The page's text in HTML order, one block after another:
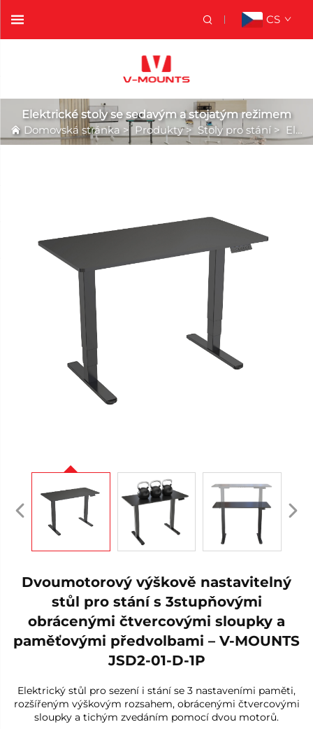
CS
Elektrické stoly se sedavým a stojatým režimem
Domovská stránka> Produkty> Stoly pro stání > Elektrické stoly se sedavým a stojatým režimem
Dvoumotorový výškově nastavitelný
stůl pro stání s 3stupňovými
obrácenými čtvercovými sloupky a
paměťovými předvolbami – V-MOUNTS
JSD2-01-D-1P
Elektrický stůl pro sezení i stání se 3 nastaveními paměti,
rozšířeným výškovým rozsahem, obrácenými čtvercovými
sloupky a tichým zvedáním pomocí dvou motorů.